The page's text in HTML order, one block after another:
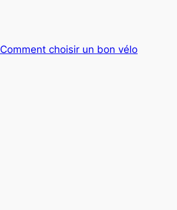
Comment choisir un bon vélo